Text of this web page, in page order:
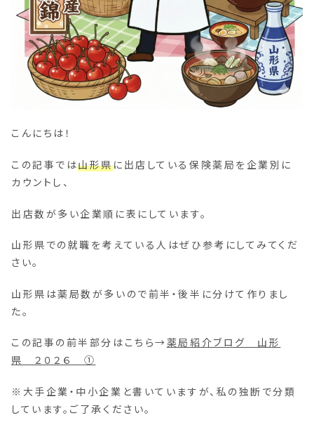
こんにちは！
この記事では山形県に出店している保険薬局を企業別に
カウントし、
出店数が多い企業順に表にしています。
山形県での就職を考えている人はぜひ参考にしてみてくだ
さい。
山形県は薬局数が多いので前半・後半に分けて作りまし
た。
この記事の前半部分はこちら→薬局紹介ブログ 山形
県 ２０２６ ①
※大手企業・中小企業と書いていますが、私の独断で分類
しています。ご了承ください。